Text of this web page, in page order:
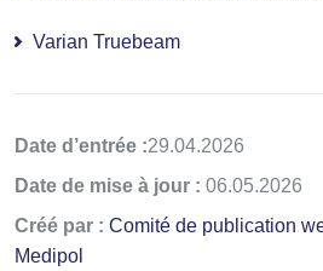
Varian Truebeam
Date d’entrée :29.04.2026
Date de mise à jour : 06.05.2026
Créé par : Comité de publication
Medipol